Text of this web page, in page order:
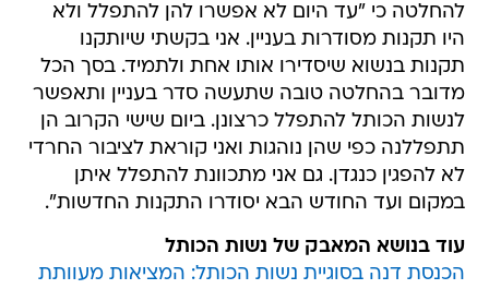
להחלטה כי "עד היום לא אפשרו להן להתפלל ולא
היו תקנות מסודרות בעניין. אני בקשתי שיותקנו
תקנות בנשוא שיסדירו אותו אחת ולתמיד. בסך הכל
מדובר בהחלטה טובה שתעשה סדר בעניין ותאפשר
לנשות הכותל להתפלל כרצונן. ביום שישי הקרוב הן
תתפללנה כפי שהן נוהגות ואני קוראת לציבור החרדי
לא להפגין כנגדן. גם אני מתכוונת להתפלל איתן
במקום ועד החודש הבא יסודרו התקנות החדשות".
עוד בנושא המאבק של נשות הכותל
הכנסת דנה בסוגיית נשות הכותל: המציאות מעוותת